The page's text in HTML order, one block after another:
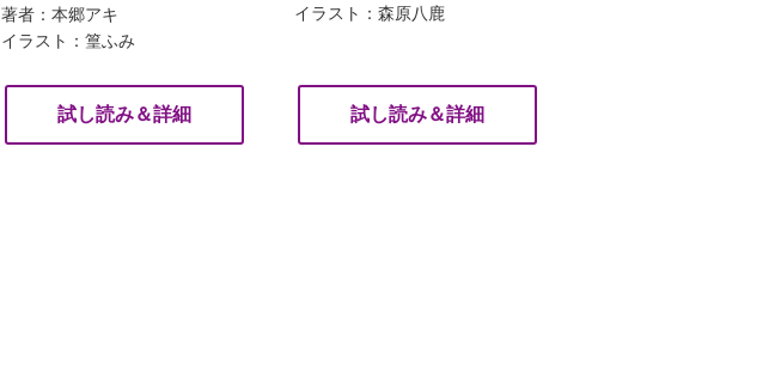
著者：本郷アキ
イラスト：篁ふみ
試し読み＆詳細
イラスト：森原八鹿
試し読み＆詳細